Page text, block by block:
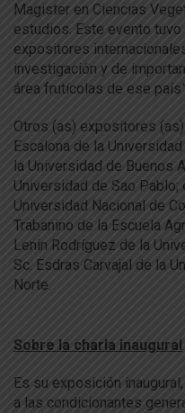
Magister en Ciencias
estudios. Este evento
expositores
investigación y de
área frutícolas de ese
Otros (as) expositores
Escalona de la
la Universidad de Buenos
Universidad de Sao Pablo;
Universidad Nacional de
Trabanino de la Escuela
Lenin Rodríguez de la
Sc. Esdras Carvajal de la
Norte.
Sobre la charla inaugural
Es su exposición
a las condicionantes